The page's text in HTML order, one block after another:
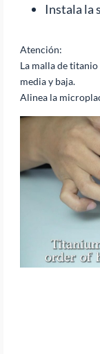
Instala la
Atención:
La malla de
media y baja.
Alinea la